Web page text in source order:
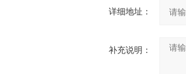
详细地址：
补充说明：